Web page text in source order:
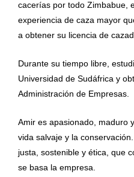
cacerías por todo Zimbabue,
experiencia de caza mayor
a obtener su licencia de
Durante su tiempo libre,
Universidad de Sudáfrica y
Administración de Empresas.
Amir es apasionado, maduro
vida salvaje y la
justa, sostenible y ética, que
se basa la empresa.